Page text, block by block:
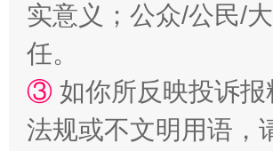
扯下公款旅游的“隐身衣”
实意义；公众/公民/
任。
③ 如你所反映投诉
法规或不文明用语，